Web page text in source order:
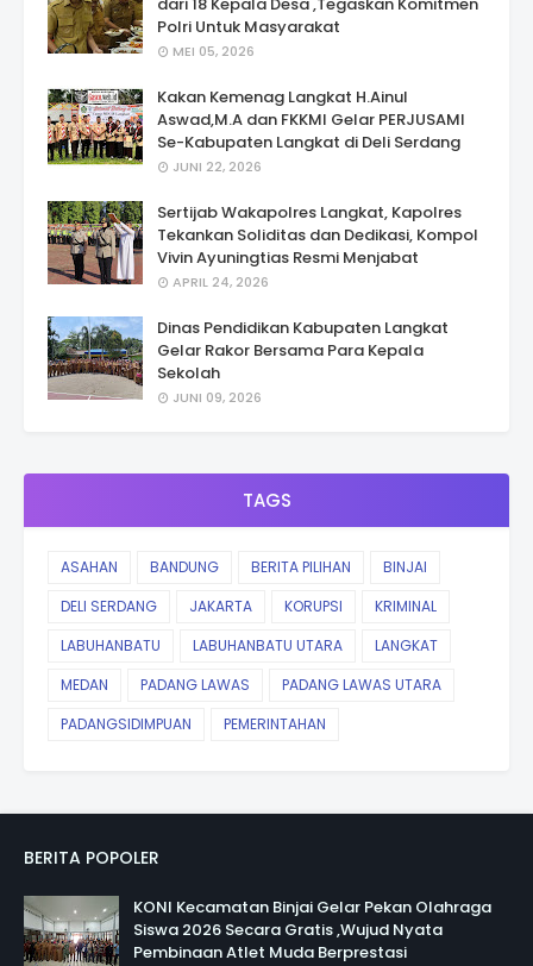
Polri Untuk Masyarakat
MEI 05, 2026
Kakan Kemenag Langkat H.Ainul
Aswad,M.A dan FKKMI Gelar PERJUSAMI
Se-Kabupaten Langkat di Deli Serdang
JUNI 22, 2026
Sertijab Wakapolres Langkat, Kapolres
Tekankan Soliditas dan Dedikasi, Kompol
Vivin Ayuningtias Resmi Menjabat
APRIL 24, 2026
Dinas Pendidikan Kabupaten Langkat
Gelar Rakor Bersama Para Kepala
Sekolah
JUNI 09, 2026
TAGS
ASAHAN BANDUNG BERITA PILIHAN
BINJAI
DELI SERDANG
JAKARTA KORUPSI
KRIMINAL
LABUHANBATU
LABUHANBATU UTARA
LANGKAT
MEDAN
PADANG LAWAS
PADANG LAWAS UTARA
PADANGSIDIMPUAN
PEMERINTAHAN
BERITA POPOLER
KONI Kecamatan Binjai Gelar Pekan Olahraga
Siswa 2026 Secara Gratis ,Wujud Nyata
Pembinaan Atlet Muda Berprestasi